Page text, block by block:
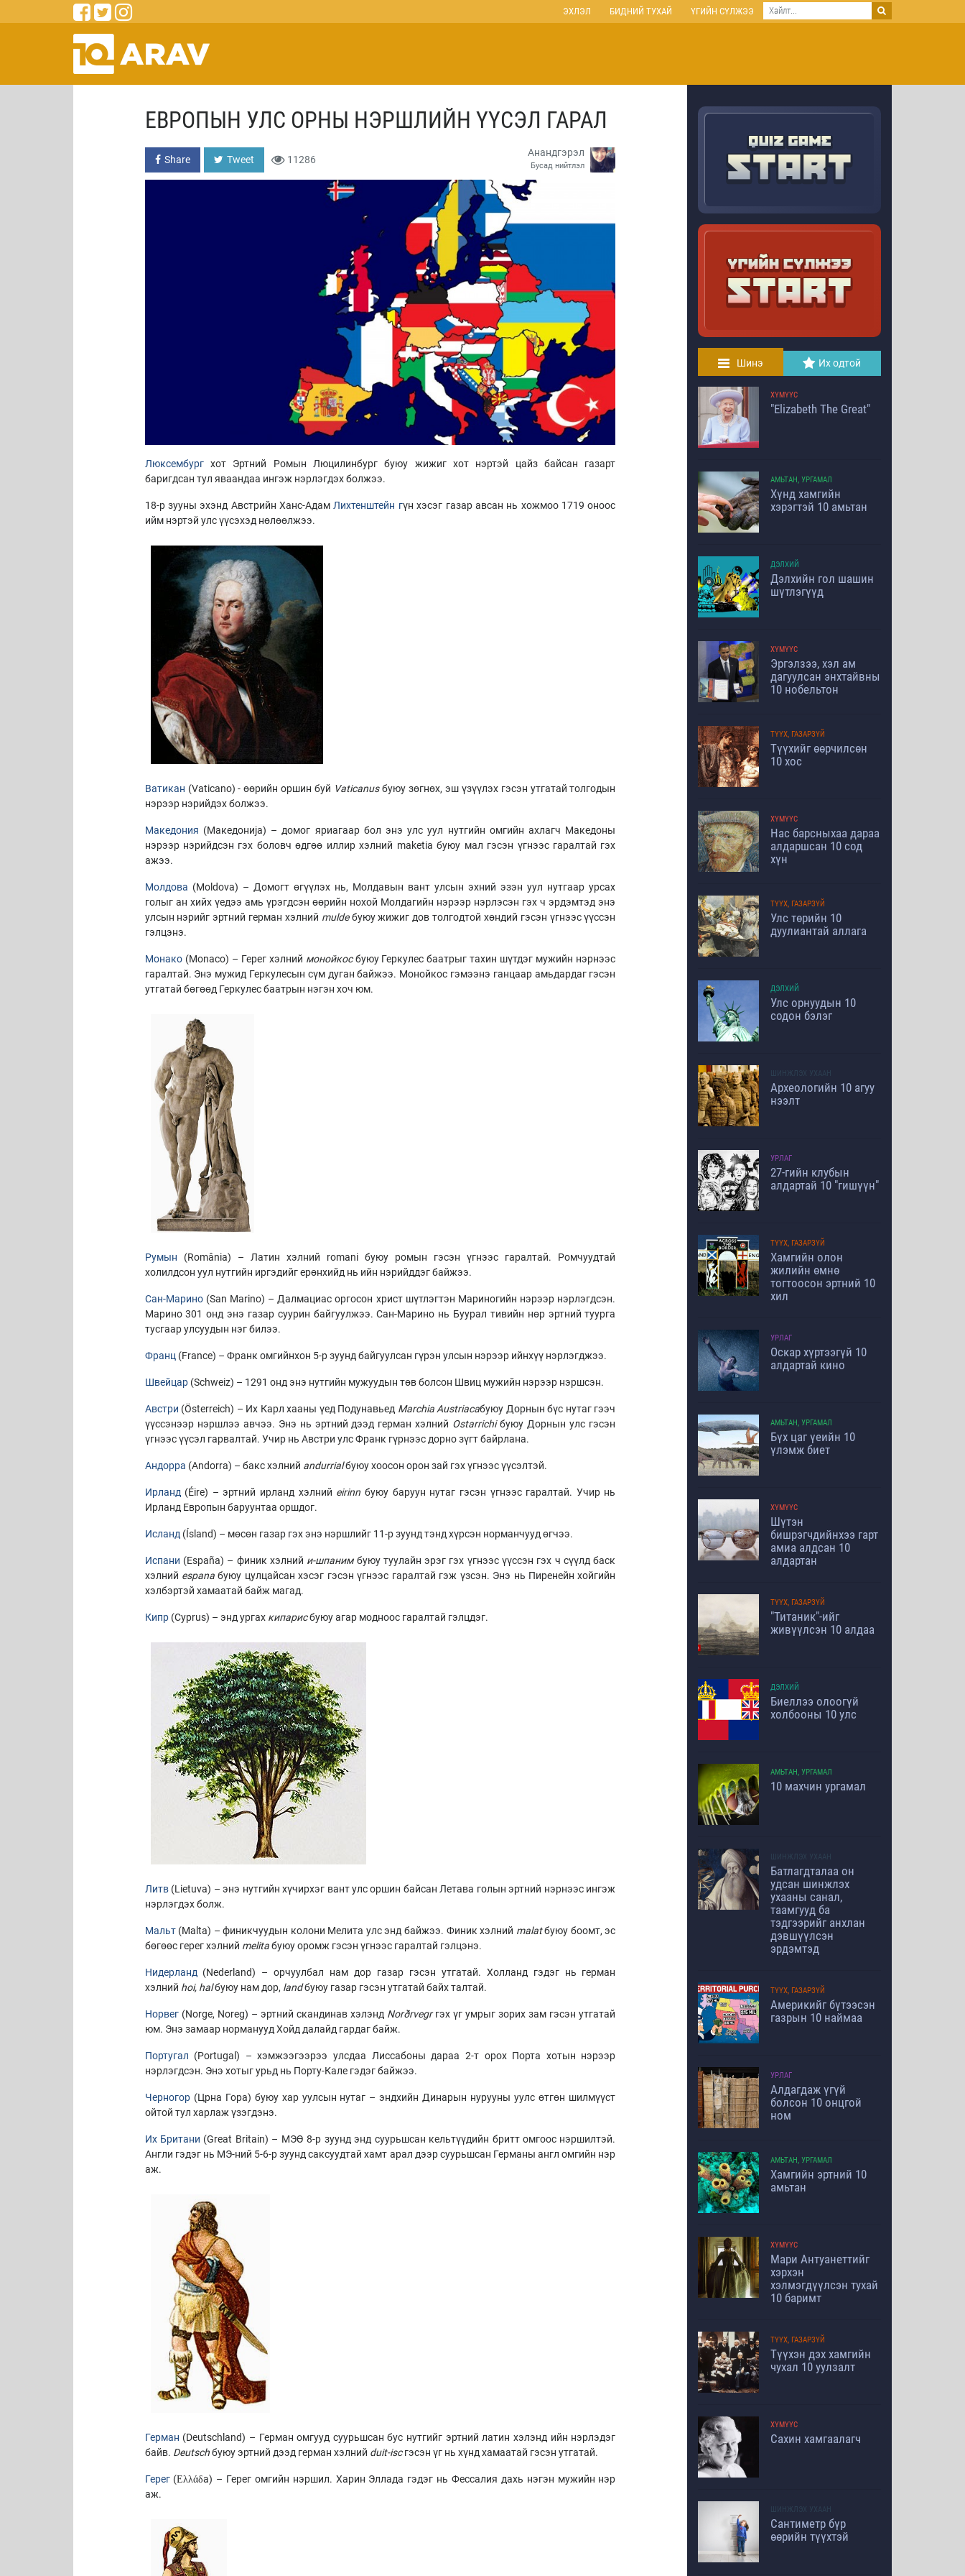
ЭХЛЭЛ БИДНИЙ ТУХАЙ ҮГИЙН СҮЛЖЭЭ
ЕВРОПЫН УЛС ОРНЫ НЭРШЛИЙН ҮҮСЭЛ ГАРАЛ
Share Tweet 11286
Анандгэрэл
Бусад нийтлэл
Люксембургхот Эртний Ромын Люцилинбург буюу жижиг хот нэртэй цайз байсан газарт
баригдсан тул яваандаа ингэж нэрлэгдэх болжээ.
18-р зууны эхэнд Австрийн Ханс-Адам Лихтенштейн гүн хэсэг газар авсан нь хожмоо 1719 оноос
ийм нэртэй улс үүсэхэд нөлөөлжээ.
Ватикан (Vaticano) - өөрийн оршин буй Vaticanusбуюу зөгнөх, эш үзүүлэх гэсэн утгатай толгодын
нэрээр нэрийдэх болжээ.
Македония (Македонија) – домог яриагаар бол энэ улс уул нутгийн омгийн ахлагч Македоны
нэрээр нэрийдсэн гэх боловч өдгөө иллир хэлний maketiа буюу мал гэсэн үгнээс гаралтай гэх
ажээ.
Молдова (Moldova) – Домогт өгүүлэх нь, Молдавын вант улсын эхний эзэн уул нутгаар урсах
голыг ан хийх үедээ амь үрэгдсэн өөрийн нохой Молдагийн нэрээр нэрлэсэн гэх ч эрдэмтэд энэ
улсын нэрийг эртний герман хэлний muldeбуюу жижиг дов толгодтой хөндий гэсэн үгнээс үүссэн
гэлцэнэ.
Монако(Monaco) – Герег хэлний монойкосбуюу Геркулес баатрыг тахин шүтдэг мужийн нэрнээс
гаралтай. Энэ мужид Геркулесын сүм дуган байжээ. Монойкос гэмээнэ ганцаар амьдардаг гэсэн
утгатай бөгөөд Геркулес баатрын нэгэн хоч юм.
Румын (România) – Латин хэлний romani буюу ромын гэсэн үгнээс гаралтай. Ромчуудтай
холилдсон уул нутгийн иргэдийг ерөнхийд нь ийн нэрийддэг байжээ.
Сан-Марино(San Marino) – Далмациас оргосон христ шүтлэгтэн Мариногийн нэрээр нэрлэгдсэн.
Марино 301 онд энэ газар суурин байгуулжээ. Сан-Марино нь Буурал тивийн нөр эртний туурга
тусгаар улсуудын нэг билээ.
Франц (France) – Франк омгийнхон 5-р зуунд байгуулсан гүрэн улсын нэрээр ийнхүү нэрлэгджээ.
Швейцар(Schweiz) – 1291 онд энэ нутгийн мужуудын төв болсон Швиц мужийн нэрээр нэршсэн.
Австри (Österreich) – Их Карл хааны үед Подунавьед Marchia Austriacaбуюу Дорнын бүс нутаг гээч
үүссэнээр нэршлээ авчээ. Энэ нь эртний дээд герман хэлний Ostarrichiбуюу Дорнын улс гэсэн
үгнээс үүсэл гарвалтай. Учир нь Австри улс Франк гүрнээс дорно зүгт байрлана.
Андорра (Andorra) – бакс хэлний andurrialбуюу хоосон орон зай гэх үгнээс үүсэлтэй.
Ирланд (Éire) – эртний ирланд хэлний eirinnбуюу баруун нутаг гэсэн үгнээс гаралтай. Учир нь
Ирланд Европын баруунтаа оршдог.
Исланд (Ísland) – мөсөн газар гэх энэ нэршлийг 11-р зуунд тэнд хүрсэн норманчууд өгчээ.
Испани (España) – финик хэлний и-шпанимбуюу туулайн эрэг гэх үгнээс үүссэн гэх ч сүүлд баск
хэлний espana буюу цулцайсан хэсэг гэсэн үгнээс гаралтай гэж үзсэн. Энэ нь Пиренейн хойгийн
хэлбэртэй хамаатай байж магад.
Кипр(Cyprus) – энд ургах кипарисбуюу агар модноос гаралтай гэлцдэг.
Литв(Lietuva) – энэ нутгийн хүчирхэг вант улс оршин байсан Летава голын эртний нэрнээс ингэж
нэрлэгдэх болж.
Мальт(Malta) – финикчуудын колони Мелита улс энд байжээ. Финик хэлний malatбуюу боомт, эс
бөгөөс герег хэлний melitaбуюу оромж гэсэн үгнээс гаралтай гэлцэнэ.
Нидерланд (Nederland) – орчуулбал нам дор газар гэсэн утгатай. Холланд гэдэг нь герман
хэлний hoi, halбуюу нам дор, landбуюу газар гэсэн утгатай байх талтай.
Норвег (Norge, Noreg) – эртний скандинав хэлэнд Norðrvegrгэх үг умрыг зорих зам гэсэн утгатай
юм. Энэ замаар норманууд Хойд далайд гардаг байж.
Португал (Portugal) – хэмжээгээрээ улсдаа Лиссабоны дараа 2-т орох Порта хотын нэрээр
нэрлэгдсэн. Энэ хотыг урьд нь Порту-Кале гэдэг байжээ.
Черногор(Црна Гора) буюу хар уулсын нутаг – эндхийн Динарын нурууны уулс өтгөн шилмүүст
ойтой тул харлаж үзэгдэнэ.
Их Британи (Great Britain) – МЭӨ 8-р зуунд энд суурьшсан кельтүүдийн бритт омгоос нэршилтэй.
Англи гэдэг нь МЭ-ний 5-6-р зуунд саксуудтай хамт арал дээр суурьшсан Германы англ омгийн нэр
аж.
Герман (Deutschland) – Герман омгууд суурьшсан бус нутгийг эртний латин хэлэнд ийн нэрлэдэг
байв. Deutschбуюу эртний дээд герман хэлний duit-iscгэсэн үг нь хүнд хамаатай гэсэн утгатай.
Герег(Ελλάδa) – Герег омгийн нэршил. Харин Эллада гэдэг нь Фессалия дахь нэгэн мужийн нэр
аж.
Шинэ Их одтой
ХҮМҮҮС
"Elizabeth The Great"
АМЬТАН, УРГАМАЛ
Хүнд хамгийн
хэрэгтэй 10 амьтан
ДЭЛХИЙ
Дэлхийн гол шашин
шүтлэгүүд
ХҮМҮҮС
Эргэлзээ, хэл ам
дагуулсан энхтайвны
10 нобельтон
ТҮҮХ, ГАЗАРЗҮЙ
Түүхийг өөрчилсөн
10 хос
ХҮМҮҮС
Нас барсныхаа дараа
алдаршсан 10 сод
хүн
ТҮҮХ, ГАЗАРЗҮЙ
Улс төрийн 10
дуулиантай аллага
ДЭЛХИЙ
Улс орнуудын 10
содон бэлэг
ШИНЖЛЭХ УХААН
Археологийн 10 агуу
нээлт
УРЛАГ
27-гийн клубын
алдартай 10 "гишүүн"
ТҮҮХ, ГАЗАРЗҮЙ
Хамгийн олон
жилийн өмнө
тогтоосон эртний 10
хил
УРЛАГ
Оскар хүртээгүй 10
алдартай кино
АМЬТАН, УРГАМАЛ
Бүх цаг үеийн 10
үлэмж биет
ХҮМҮҮС
Шүтэн
бишрэгчдийнхээ гарт
амиа алдсан 10
алдартан
ТҮҮХ, ГАЗАРЗҮЙ
"Титаник"-ийг
живүүлсэн 10 алдаа
ДЭЛХИЙ
Биеллээ олоогүй
холбооны 10 улс
АМЬТАН, УРГАМАЛ
10 махчин ургамал
ШИНЖЛЭХ УХААН
Батлагдталаа он
удсан шинжлэх
ухааны санал,
таамгууд ба
тэдгээрийг анхлан
дэвшүүлсэн
эрдэмтэд
ТҮҮХ, ГАЗАРЗҮЙ
Америкийг бүтээсэн
газрын 10 наймаа
УРЛАГ
Алдагдаж үгүй
болсон 10 онцгой
ном
АМЬТАН, УРГАМАЛ
Хамгийн эртний 10
амьтан
ХҮМҮҮС
Мари Антуанеттийг
хэрхэн
хэлмэгдүүлсэн тухай
10 баримт
ТҮҮХ, ГАЗАРЗҮЙ
Түүхэн дэх хамгийн
чухал 10 уулзалт
ХҮМҮҮС
Сахин хамгаалагч
ШИНЖЛЭХ УХААН
Сантиметр бүр
өөрийн түүхтэй